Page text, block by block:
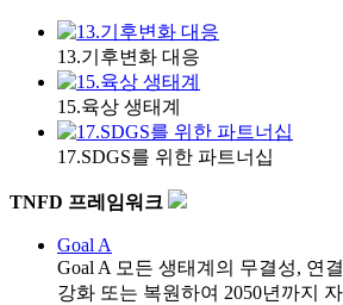
13.기후변화 대응
15.육상 생태계
17.SDGS를 위한 파트너십
TNFD 프레임워크
Goal A
Goal A 모든 생태계의 무결성, 연
강화 또는 복원하여 2050년까지